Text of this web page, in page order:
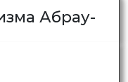
Абрау-